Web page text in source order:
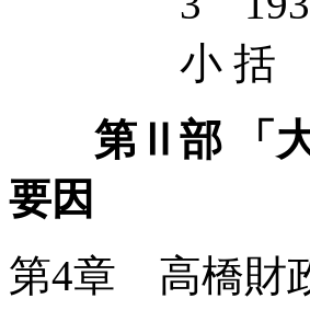
小 括
第Ⅱ部 「
要因
第4章 高橋財